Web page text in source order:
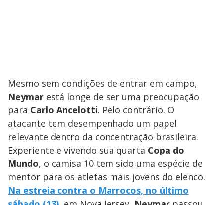
Mesmo sem condições de entrar em campo,
Neymar está longe de ser uma preocupação
para Carlo Ancelotti. Pelo contrário. O
atacante tem desempenhado um papel
relevante dentro da concentração brasileira.
Experiente e vivendo sua quarta Copa do
Mundo, o camisa 10 tem sido uma espécie de
mentor para os atletas mais jovens do elenco.
Na estreia contra o Marrocos, no último